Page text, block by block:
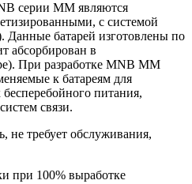
серии MM являются
с системой
Данные батарей изготовлены по
абсорбирован в
При разработке MNB MM
к батареям для
питания,
связи.
не требует обслуживания,
при 100% выработке